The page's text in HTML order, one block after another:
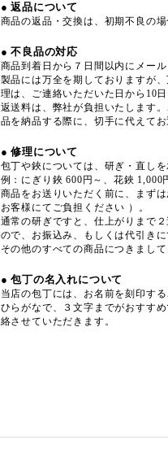
● 返品について
商品の返品・交換は、初期不良の
● 不良品の対応
商品到着日から７日間以内にメー
製品には万全を期しておりますが
理は、ご連絡いただいた日から10
返送料は、弊社が負担いたします
品を納品する際に、切手に代えてお
● 修理について
包丁や鋏については、研ぎ・直しを
例：にぎり鋏 600円～、花鋏 1,000
商品をお送りいただく前に、まず
お客様にてご負担ください ）。
通常の研ぎですと、仕上がりまで
ので、お振込み、もしくは代引きに
その他のすべての商品につきまし
● 包丁の名入れについて
当店の包丁には、お名前を刻印す
ひらがなで、３文字までがおすす
絡させていただきます。